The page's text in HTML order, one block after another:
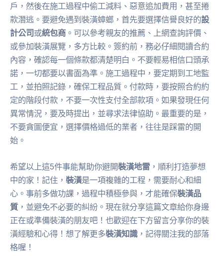
戶，然後在施工過程中偷工減料、惡意追加費用，甚至捲
款潛逃。要避免遇到裝潢蟑螂，首先要選擇信譽良好的設
計公司或統包商 。可以參考親友的推薦、上網查詢評價、
或參加裝潢展覽，多方比較。簽約前，務必仔細閱讀合約
內容，確認每一個條款都清楚明白。不要輕易相信口頭承
諾，一切都要以書面為準。施工過程中，要定期到工地監
工，並拍照記錄，確保工程品質。付款時，要按照合約約
定的階段付款，不要一次性支付全部款項。如果發現任何
異常情況，要及時提出，並尋求法律協助。最重要的是，
不要貪圖便宜，選擇價格過低的業者，往往是踩雷的開
始。
希望以上這5件事能幫助你避開裝潢地雷 ，順利打造夢想
中的家！記住， 裝潢是一項複雜的工程，需要耐心和細
心。事前多做功課，過程中積極參與，才能確保裝潢品
質，並避免不必要的糾紛。現在就分享這篇文章給你身邊
正在或準備裝潢的朋友吧！也歡迎在下方留言分享你的裝
潢經驗和心得！想了解更多裝潢知識，記得關注我的部落
格喔！